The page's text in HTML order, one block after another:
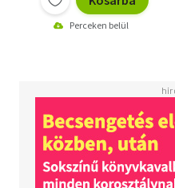
Perceken belül